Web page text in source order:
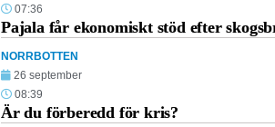
07:36
Pajala får ekonomiskt stöd efter
NORRBOTTEN
26 september
08:39
Är du förberedd för kris?